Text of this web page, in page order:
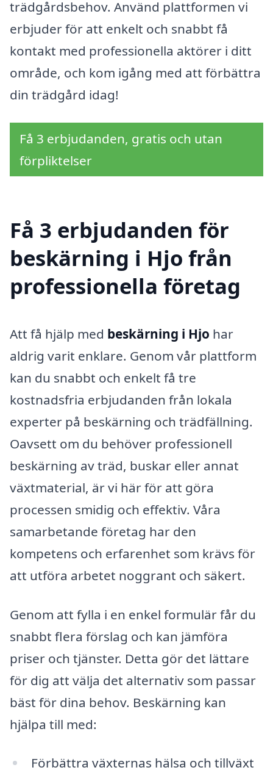
trädgårdsbehov. Använd plattformen vi
erbjuder för att enkelt och snabbt få
kontakt med professionella aktörer i ditt
område, och kom igång med att förbättra
din trädgård idag!
Få 3 erbjudanden, gratis och utan
förpliktelser
Få 3 erbjudanden för
beskärning i Hjo från
professionella företag
Att få hjälp med beskärning i Hjo har
aldrig varit enklare. Genom vår plattform
kan du snabbt och enkelt få tre
kostnadsfria erbjudanden från lokala
experter på beskärning och trädfällning.
Oavsett om du behöver professionell
beskärning av träd, buskar eller annat
växtmaterial, är vi här för att göra
processen smidig och effektiv. Våra
samarbetande företag har den
kompetens och erfarenhet som krävs för
att utföra arbetet noggrant och säkert.
Genom att fylla i en enkel formulär får du
snabbt flera förslag och kan jämföra
priser och tjänster. Detta gör det lättare
för dig att välja det alternativ som passar
bäst för dina behov. Beskärning kan
hjälpa till med:
Förbättra växternas hälsa och tillväxt